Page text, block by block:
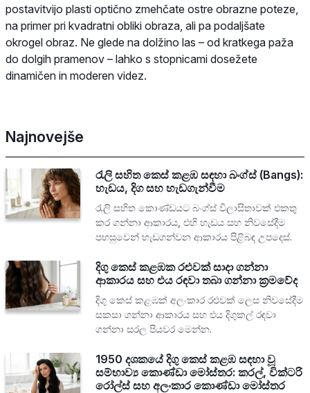
postavitvijo plasti optično zmehčate ostre obrazne poteze,
na primer pri kvadratni obliki obraza, ali pa podaljšate
okrogel obraz. Ne glede na dolžino las – od kratkega paža
do dolgih pramenov – lahko s stopnicami dosežete
dinamičen in moderen videz.
Najnovejše
රැලි සහිත කෙස් කළඹ සඳහා බංග්ස් (Bangs):
හැඩය, දිග සහ හැඩගැන්වීම
රැලි සහිත කොණ්ඩයට බංග්ස් විලාසිතාවක් එකතු
කර ගන්නා ආකාරය, එහි හැඩය සහ නිවසේදීම
පහසුවෙන් හැඩගන්වන ආකාරය පිළිබඳ උපදෙස්.
දිගු කෙස් කළඹක රළුවක් සාදා ගන්නා
ආකාරය සහ එය රඳවා තබා ගන්නා ක්‍රමවේද
දිගු කෙස් කළඹක් අලංකාර රළුවක් ලෙස නිවසේදීම
සකසා ගන්නා ආකාරය සහ එය දිගුකල් රඳවා
ගන්නා සරල පියවර මෙන්න.
1950 දශකයේ දිගු කෙස් කළඹ සඳහා වූ
සම්භාව්‍ය කොණ්ඩා මෝස්තර: කරල්, වික්ටරි
රෝල්ස් සහ අලංකාර කොණ්ඩා මෝස්තර